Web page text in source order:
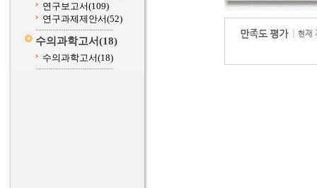
연구보고서(109)
연구과제제안서(52)
수의과학고서(18)
수의과학고서(18)